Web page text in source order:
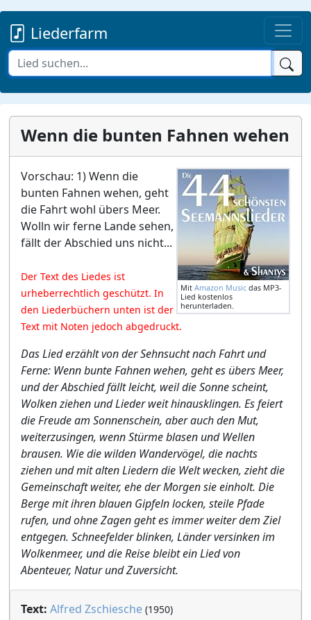
Liederfarm
Wenn die bunten Fahnen wehen
Mit Amazon Music das MP3-
Lied kostenlos
herunterladen.
Vorschau: 1) Wenn die
bunten Fahnen wehen, geht
die Fahrt wohl übers Meer.
Wolln wir ferne Lande sehen,
fällt der Abschied uns nicht...
Der Text des Liedes ist
urheberrechtlich geschützt. In
den Liederbüchern unten ist der
Text mit Noten jedoch abgedruckt.
Das Lied erzählt von der Sehnsucht nach Fahrt und
Ferne: Wenn bunte Fahnen wehen, geht es übers Meer,
und der Abschied fällt leicht, weil die Sonne scheint,
Wolken ziehen und Lieder weit hinausklingen. Es feiert
die Freude am Sonnenschein, aber auch den Mut,
weiterzusingen, wenn Stürme blasen und Wellen
brausen. Wie die wilden Wandervögel, die nachts
ziehen und mit alten Liedern die Welt wecken, zieht die
Gemeinschaft weiter, ehe der Morgen sie einholt. Die
Berge mit ihren blauen Gipfeln locken, steile Pfade
rufen, und ohne Zagen geht es immer weiter dem Ziel
entgegen. Schneefelder blinken, Länder versinken im
Wolkenmeer, und die Reise bleibt ein Lied von
Abenteuer, Natur und Zuversicht.
Text: Alfred Zschiesche (1950)